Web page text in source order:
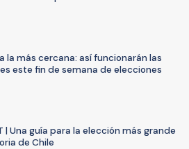
la más cercana: así funcionarán las
este fin de semana de elecciones
| Una guía para la elección más grande
de Chile